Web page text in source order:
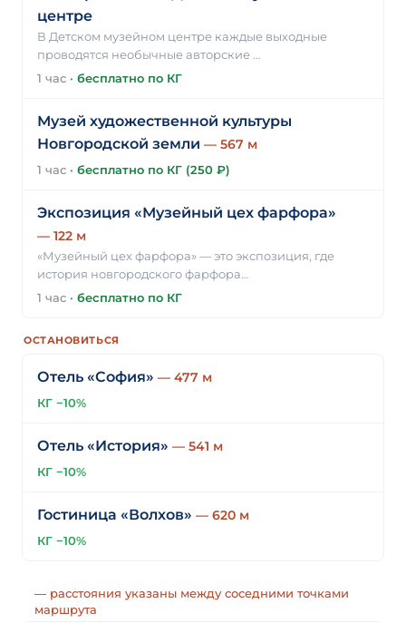
центре
В Детском музейном центре каждые выходные
проводятся необычные авторские …
1 час · бесплатно по КГ
Музей художественной культуры
Новгородской земли — 567 м
1 час · бесплатно по КГ (250 ₽)
Экспозиция «Музейный цех фарфора»
— 122 м
«Музейный цех фарфора» — это экспозиция, где
история новгородского фарфора…
1 час · бесплатно по КГ
ОСТАНОВИТЬСЯ
Отель «София» — 477 м
КГ −10%
Отель «История» — 541 м
КГ −10%
Гостиница «Волхов» — 620 м
КГ −10%
— расстояния указаны между соседними точками
маршрута